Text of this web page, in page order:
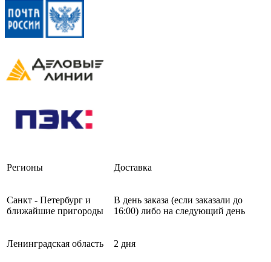
Регионы Доставка
Санкт - Петербург и
ближайшие пригороды
В день заказа (если заказали до
16:00) либо на следующий день
Ленинградская область 2 дня